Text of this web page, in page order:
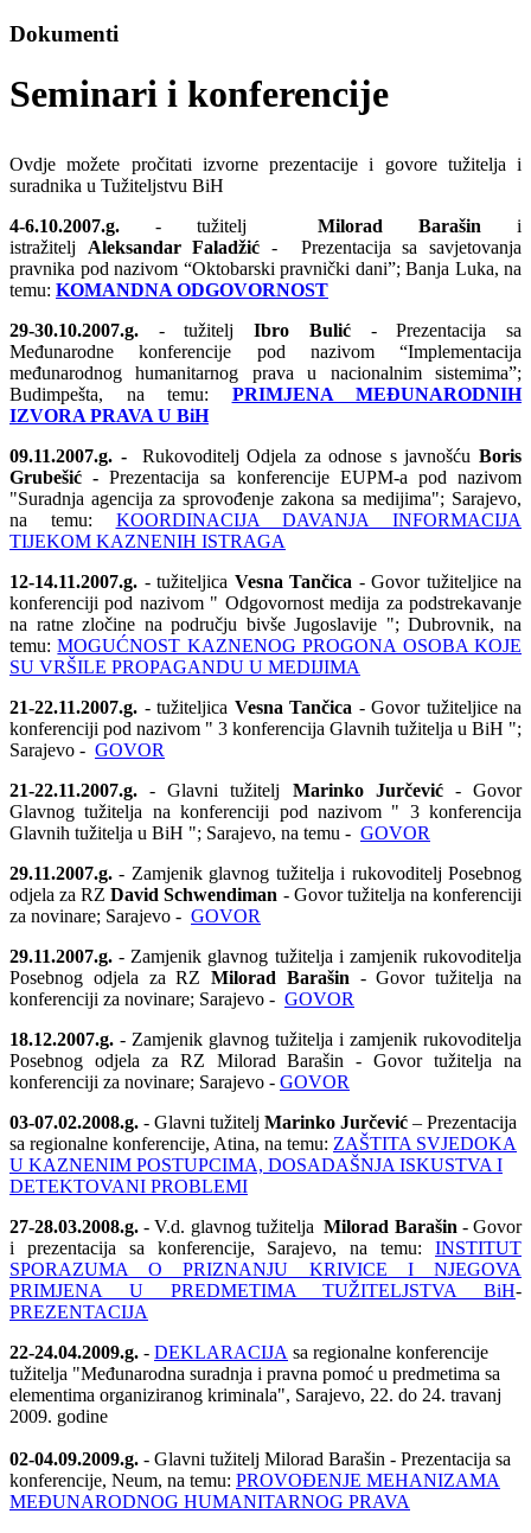
Dokumenti
Seminari i konferencije
Ovdje možete pročitati izvorne prezentacije i govore tužitelja i
suradnika u Tužiteljstvu BiH
4-6.10.2007.g. - tužitelj Milorad Barašin i
istražitelj Aleksandar Faladžić -
Prezentacija sa savjetovanja
pravnika pod nazivom “Oktobarski pravnički dani”; Banja Luka, na
temu: KOMANDNA ODGOVORNOST
29-30.10.2007.g. - tužiteljIbro Bulić- Prezentacija sa
Međunarodne konferencije pod nazivom “Implementacija
međunarodnog humanitarnog prava u nacionalnim sistemima”;
Budimpešta, na temu: PRIMJENA MEĐUNARODNIH
IZVORA PRAVA U BiH
09.11.2007.g. -Rukovoditelj Odjela za odnose s javnošćuBoris
Grubešić - Prezentacija sa konferencije EUPM-a pod nazivom
"Suradnja agencija za sprovođenje zakona sa medijima"; Sarajevo,
na temu: KOORDINACIJA DAVANJA INFORMACIJA
TIJEKOM KAZNENIH ISTRAGA
12-14.11.2007.g. - tužiteljica Vesna Tančica - Govor tužiteljice na
konferenciji pod nazivom " Odgovornost medija za podstrekavanje
na ratne zločine na području bivše Jugoslavije "; Dubrovnik, na
temu:MOGUĆNOST KAZNENOG PROGONA OSOBA KOJE
SU VRŠILE PROPAGANDU U MEDIJIMA
21-22.11.2007.g. - tužiteljica Vesna Tančica - Govor tužiteljice na
konferenciji pod nazivom " 3 konferencija Glavnih tužitelja u BiH ";
Sarajevo - GOVOR
21-22.11.2007.g. - Glavni tužitelj Marinko Jurčević- Govor
Glavnog tužitelja na konferenciji pod nazivom " 3 konferencija
Glavnih tužitelja u BiH "; Sarajevo, na temu - GOVOR
29.11.2007.g. - Zamjenik glavnog tužitelja i rukovoditelj Posebnog
odjela za RZDavid Schwendiman - Govor tužitelja na konferenciji
za novinare; Sarajevo - GOVOR
29.11.2007.g. - Zamjenik glavnog tužitelja i zamjenik rukovoditelja
Posebnog odjela za RZMilorad Barašin- Govor tužitelja na
konferenciji za novinare; Sarajevo - GOVOR
18.12.2007.g. - Zamjenik glavnog tužitelja i zamjenik rukovoditelja
Posebnog odjela za RZ Milorad Barašin - Govor tužitelja na
konferenciji za novinare; Sarajevo - GOVOR
03-07.02.2008.g. - Glavni tužitelj Marinko Jurčević – Prezentacija
sa regionalne konferencije, Atina, na temu: ZAŠTITA SVJEDOKA
U KAZNENIM POSTUPCIMA, DOSADAŠNJA ISKUSTVA I
DETEKTOVANI PROBLEMI
27-28.03.2008.g. - V.d. glavnog tužitelja Milorad Barašin- Govor
i prezentacija sa konferencije, Sarajevo, na temu: INSTITUT
SPORAZUMA O PRIZNANJU KRIVICE I NJEGOVA
PRIMJENA U PREDMETIMA TUŽITELJSTVA BiH-
PREZENTACIJA
22-24.04.2009.g. - DEKLARACIJA sa regionalne konferencije
tužitelja "Međunarodna suradnja i pravna pomoć u predmetima sa
elementima organiziranog kriminala", Sarajevo, 22. do 24. travanj
2009. godine
02-04.09.2009.g. - Glavni tužitelj Milorad Barašin - Prezentacija sa
konferencije, Neum, na temu: PROVOĐENJE MEHANIZAMA
MEĐUNARODNOG HUMANITARNOG PRAVA